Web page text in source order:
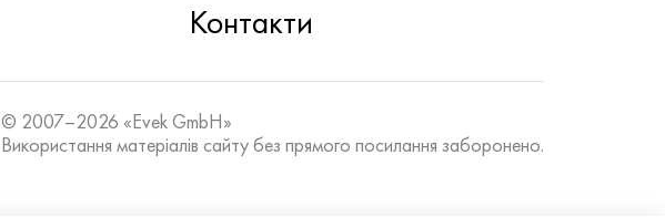
Контакти
© 2007–2026 «Evek GmbH»
Використання матеріалів сайту без прямого посилання заборонено.